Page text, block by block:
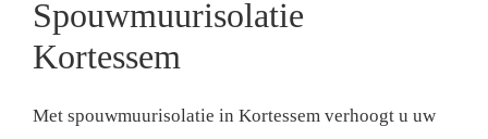
Spouwmuurisolatie
Kortessem
Met spouwmuurisolatie in Kortessem verhoogt u uw